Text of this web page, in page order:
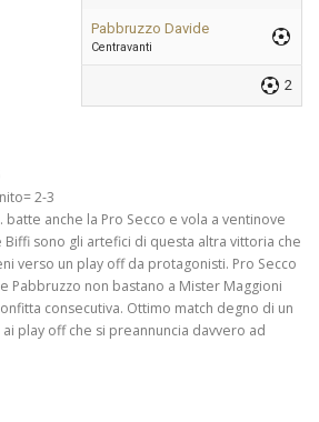
Pabbruzzo Davide
Centravanti
2
2-3
anche la Pro Secco e vola a ventinove
Biffi sono gli artefici di questa altra vittoria che
verso un play off da protagonisti. Pro Secco
Pabbruzzo non bastano a Mister Maggioni
consecutiva. Ottimo match degno di un
play off che si preannuncia davvero ad